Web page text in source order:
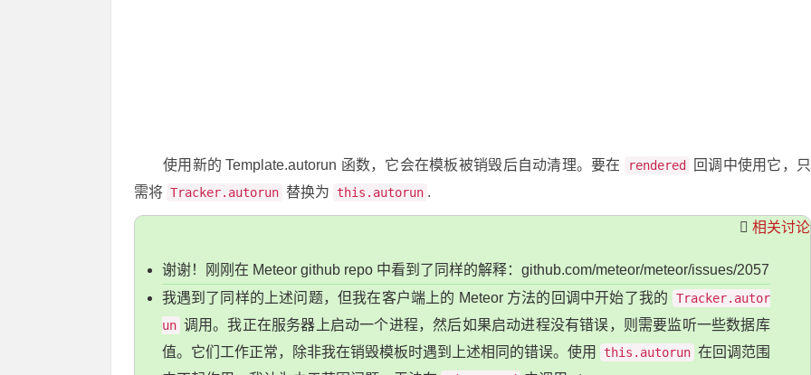
使用新的 Template.autorun 函数，它会在模板被销毁后自动清理。要在 rendered
回调中使用它，只
需将 Tracker.autorun 替换为 this.autorun .
相关讨论
谢谢！刚刚在 Meteor github repo 中看到了同样的解释：github.com/meteor/meteor/issues/2057
我遇到了同样的上述问题，但我在客户端上的 Meteor 方法的回调中开始了我的
Tracker.autor
un 调用。我正在服务器上启动一个进程，然后如果启动进程没有错误，则需要监听一些数据库
值。它们工作正常，除非我在销毁模板时遇到上述相同的错误。使用
this.autorun 在回调范围